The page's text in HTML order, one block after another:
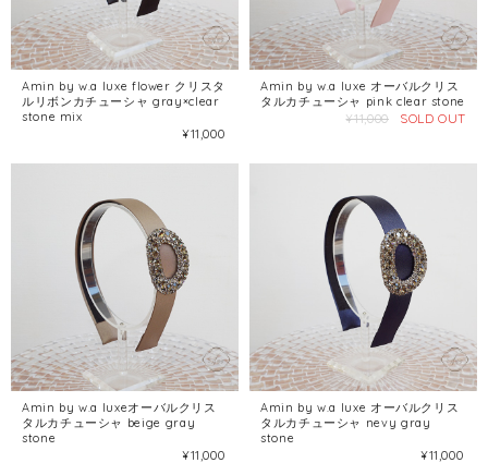
Amin by w.a luxe flower クリスタ
ルリボンカチューシャ gray×clear
stone mix
¥11,000
Amin by w.a luxe オーバルクリス
タルカチューシャ pink clear stone
¥11,000
SOLD OUT
Amin by w.a luxeオーバルクリス
タルカチューシャ beige gray
stone
¥11,000
Amin by w.a luxe オーバルクリス
タルカチューシャ nevy gray
stone
¥11,000